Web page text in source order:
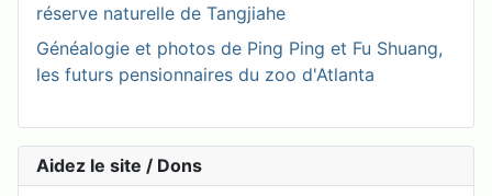
réserve naturelle de Tangjiahe
Généalogie et photos de Ping Ping et Fu Shuang,
les futurs pensionnaires du zoo d'Atlanta
Aidez le site / Dons